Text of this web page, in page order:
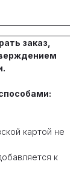
заказ,
картой не
к